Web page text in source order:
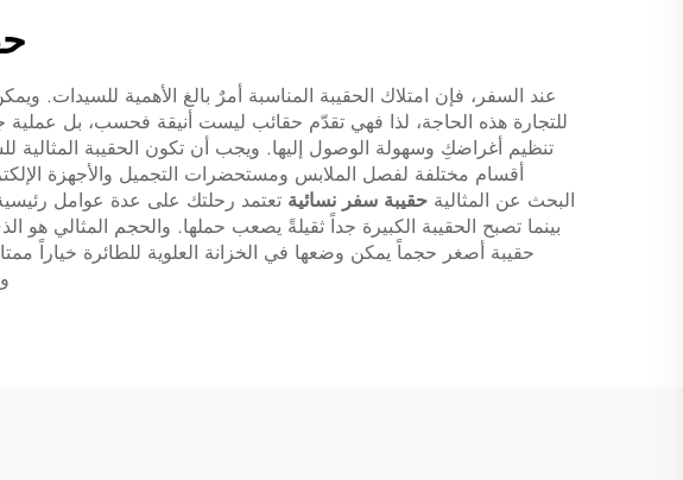
عند السفر، فإن امتلاك الحقيبة المناسبة أمرٌ بالغ الأهمية للسيدات.
للتجارة هذه الحاجة، لذا فهي تقدّم حقائب ليست أنيقة فحسب، بل عملية
تنظيم أغراضكِ وسهولة الوصول إليها. ويجب أن تكون الحقيبة
أقسام مختلفة لفصل الملابس ومستحضرات التجميل والأجهزة
البحث عن المثالية حقيبة سفر نسائية تعتمد رحلتك على عدة عوامل رئيسية
بينما تصبح الحقيبة الكبيرة جداً ثقيلةً يصعب حملها. والحجم المثالي
حقيبة أصغر حجماً يمكن وضعها في الخزانة العلوية للطائرة خياراً